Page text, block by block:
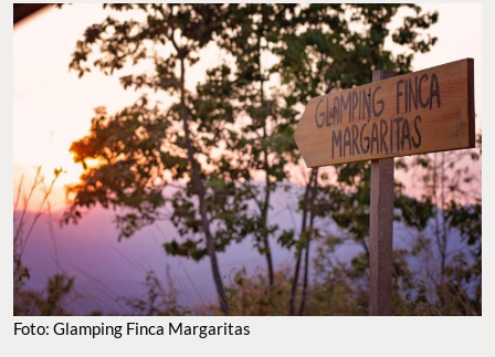
Foto: Glamping Finca Margaritas